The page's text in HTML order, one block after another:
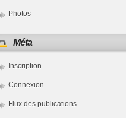
Photos
Méta
Inscription
Connexion
Flux des publications